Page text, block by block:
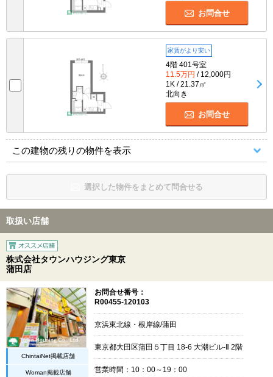
お問合せ
家賃がより安い
4階 401号室
11.5万円 / 12,000円
1K / 21.37㎡
北向き
お問合せ
この建物の残りの物件を表示
選択した物件をまとめて問合せる
取扱い店舗
株式会社タウンハウジング東京
蒲田店
ChintaiNet掲載店舗
Woman掲載店舗
お問合せ番号：
R00455-120103
京浜東北線・根岸線/蒲田
東京都大田区蒲田５丁目 18-6 大潮ビル-Ⅱ 2階
営業時間：10：00～19：00